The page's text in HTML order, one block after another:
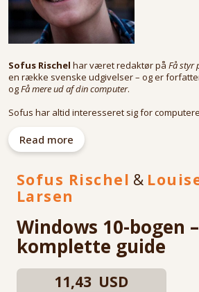
Sofus Rischel har været redaktør på Få styr
en række svenske udgivelser – og er
ogFå mere ud af din computer.
Sofus har altid interesseret sig for
opdateringer, og besidder et indgående
fra Microsoft. Som alle Libris Digimentals
gavn for dig og vores mange læsere, som
teknologien.
Jens Koldbækhar arbejdet professionelt
arbejder nu som datawarehouse-udvikler og
Kommunes Koncernservice og har tidligere
række andre danske virksomheder, bl.a.
CSC og TDC.
Read more
Sofus Rischel &
Larsen
Windows 10-bogen
komplette guide
11,43 USD